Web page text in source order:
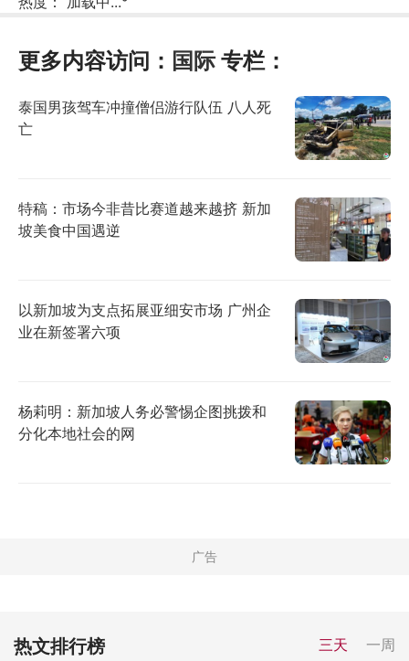
更多内容访问： 国际专栏：
泰国男孩驾车冲撞僧侣游行队伍 八人死
亡
特稿：市场今非昔比赛道越来越挤 新加
坡美食中国遇逆
以新加坡为支点拓展亚细安市场 广州企
业在新签署六项
杨莉明：新加坡人务必警惕企图挑拨和
分化本地社会的网
热文排行榜 三天 一周